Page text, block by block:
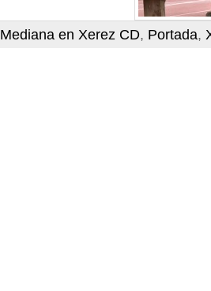
Mediana en Xerez CD, Portada,